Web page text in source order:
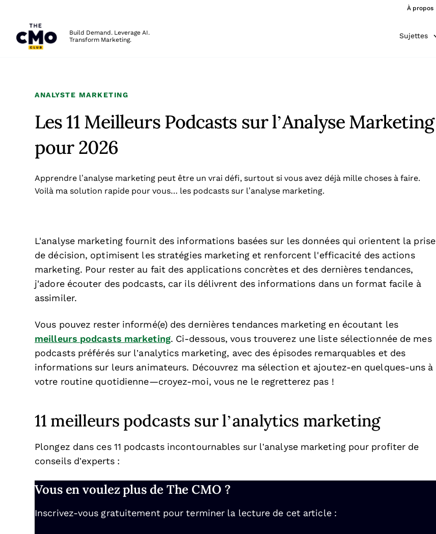
À propos
Build Demand. Leverage AI.
Transform Marketing.
Sujettes
ANALYSTE MARKETING
Les 11 Meilleurs Podcasts sur l’Analyse Marketing
pour 2026
Apprendre l’analyse marketing peut être un vrai défi, surtout si vous avez déjà mille choses à faire.
Voilà ma solution rapide pour vous… les podcasts sur l’analyse marketing.
L'analyse marketing fournit des informations basées sur les données qui orientent la prise
de décision, optimisent les stratégies marketing et renforcent l'efficacité des actions
marketing. Pour rester au fait des applications concrètes et des dernières tendances,
j'adore écouter des podcasts, car ils délivrent des informations dans un format facile à
assimiler.
Vous pouvez rester informé(e) des dernières tendances marketing en écoutant les
meilleurs podcasts marketing. Ci-dessous, vous trouverez une liste sélectionnée de mes
podcasts préférés sur l’analytics marketing, avec des épisodes remarquables et des
informations sur leurs animateurs. Découvrez ma sélection et ajoutez-en quelques-uns à
votre routine quotidienne—croyez-moi, vous ne le regretterez pas !
11 meilleurs podcasts sur l’analytics marketing
Plongez dans ces 11 podcasts incontournables sur l’analyse marketing pour profiter de
conseils d’experts :
Vous en voulez plus de The CMO ?
Inscrivez-vous gratuitement pour terminer la lecture de cet article :